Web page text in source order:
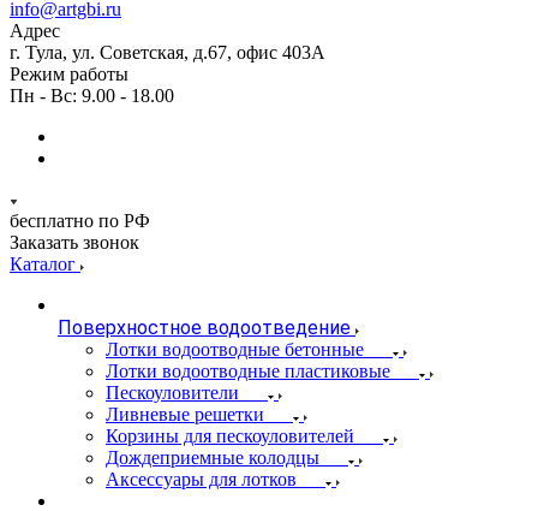
info@artgbi.ru
Адрес
г. Тула, ул. Советская, д.67, офис 403А
Режим работы
Пн - Вс: 9.00 - 18.00
бесплатно по РФ
Заказать звонок
Каталог
Поверхностное водоотведение
Лотки водоотводные бетонные
Лотки водоотводные пластиковые
Пескоуловители
Ливневые решетки
Корзины для пескоуловителей
Дождеприемные колодцы
Аксессуары для лотков